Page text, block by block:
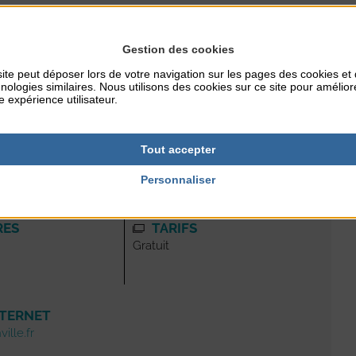
mais considère que chacun, dans sa sphère de
et en faisant respecter les gestes barrières.
TARIFS
Gratuit
Gestion des cookies
peut déposer lors de votre navigation sur les pages des cookies et
similaires. Nous utilisons des cookies sur ce site pour
expérience utilisateur.
Tout accepter
Personnaliser